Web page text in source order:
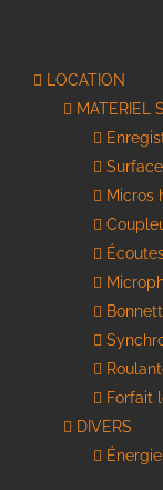
LOCATION
MATERIEL
Micros
Forfait
DIVERS
Énergie